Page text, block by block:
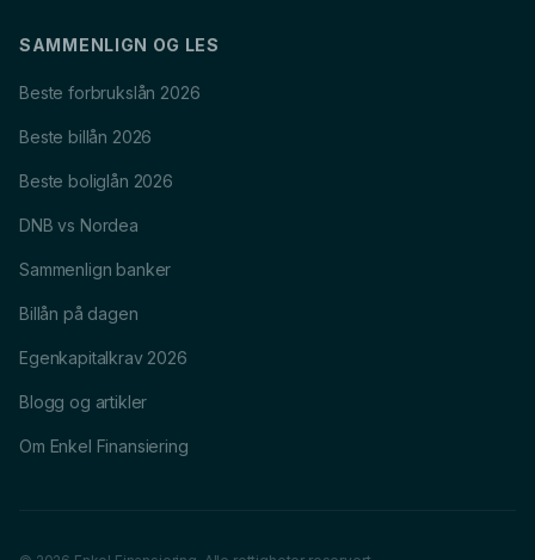
SAMMENLIGN OG LES
Beste forbrukslån 2026
Beste billån 2026
Beste boliglån 2026
DNB vs Nordea
Sammenlign banker
Billån på dagen
Egenkapitalkrav 2026
Blogg og artikler
Om Enkel Finansiering